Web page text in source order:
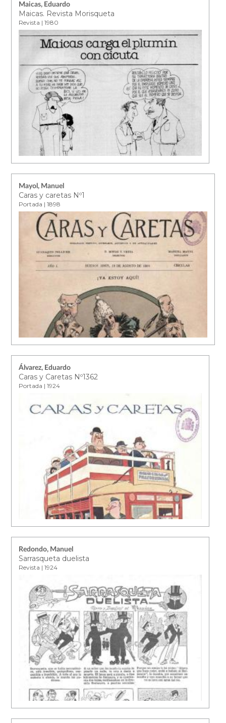
Maicas, Eduardo
Maicas. Revista Morisqueta
Revista | 1980
Mayol, Manuel
Caras y caretas Nº1
Portada | 1898
Álvarez, Eduardo
Caras y Caretas Nº1362
Portada | 1924
Redondo, Manuel
Sarrasqueta duelista
Revista | 1924